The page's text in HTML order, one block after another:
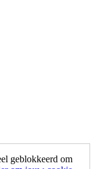
geblokkeerd om